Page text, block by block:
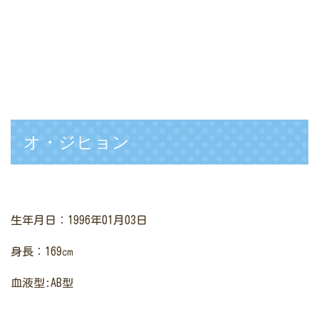
オ・ジヒョン
生年月日：1996年01月03日
身長：169㎝
血液型:AB型